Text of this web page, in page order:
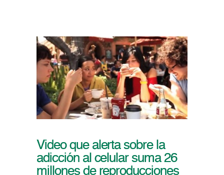
Video que alerta sobre la
adicción al celular suma 26
millones de reproducciones